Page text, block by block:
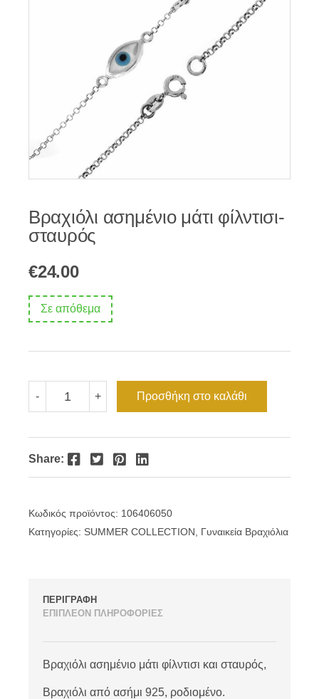
Βραχιόλι ασημένιο μάτι φίλντισι-
σταυρός
€24.00
Σε απόθεμα
-
ασημένιο
μάτι
σταυρός
ποσότητα
+ Προσθήκη στο καλάθι
Share: Facebook Twitter Pinterest LinkedIn
Κωδικός προϊόντος: 106406050
Κατηγορίες: SUMMER COLLECTION Γυναικεία Βραχιόλια
ΠΕΡΙΓΡΑΦΗ
ΕΠΙΠΛΕΟΝ ΠΛΗΡΟΦΟΡΙΕΣ
Βραχιόλι ασημένιο μάτι φίλντισι και σταυρός,
Βραχιόλι από ασήμι 925, ροδιομένο.